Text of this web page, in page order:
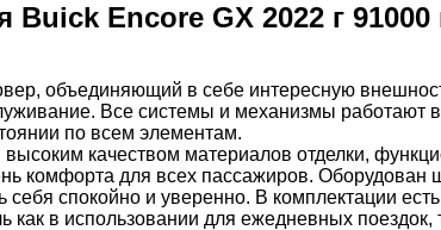
Buick Encore GX 2022 г 91000
объединяющий в себе интересную
Все системы и механизмы работают
по всем элементам.
высоким качеством материалов отделки,
комфорта для всех пассажиров.
себя спокойно и уверенно. В комплектации
как в использовании для ежедневных поездок,